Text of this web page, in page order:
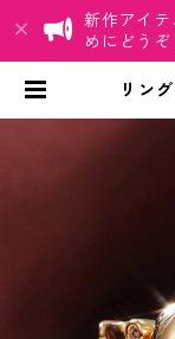
新作アイ
めにどう
リン